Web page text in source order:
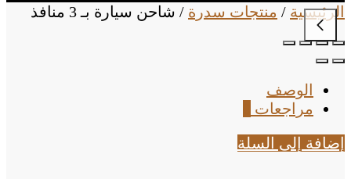
الرئيسية / منتجات سدرة / شاحن سيارة بـ 3 منافذ
الوصف
مراجعات
إضافة إلى السلة